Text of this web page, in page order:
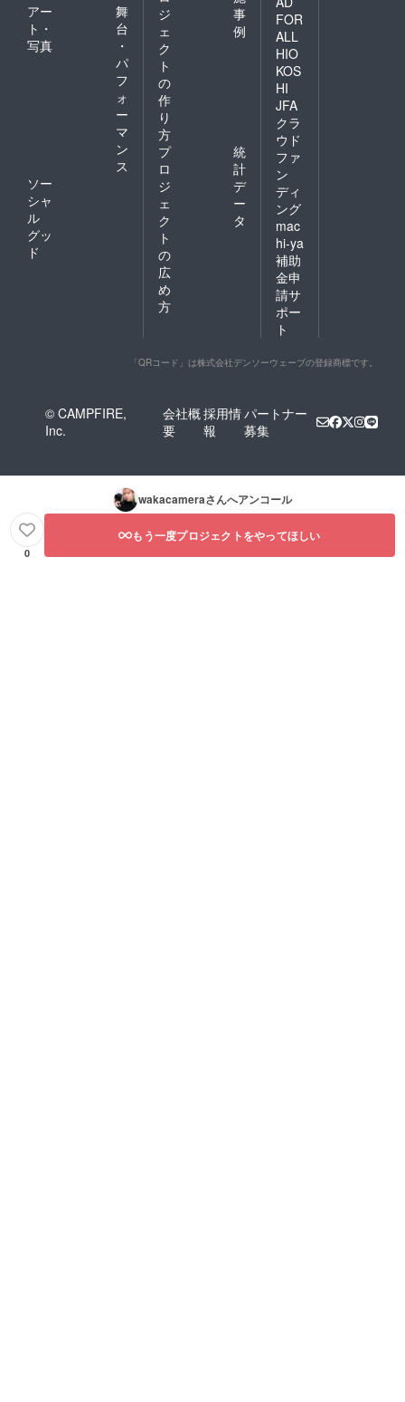
アー
ト・
写真
舞
台
・
パ
フ
ォ
ー
マ
ン
ス
ソー
シャ
ル
グッ
ド
ジ
ェ
ク
ト
の
作
り
方
事
例
プ
ロ
ジ
ェ
ク
ト
の
広
め
方
統
計
デ
ー
タ
FOR
ALL
HIO
KOS
HI
JFA
クラ
ウド
ファ
ン
ディ
ング
mac
hi-ya
補助
金申
請サ
ポー
ト
「QRコード」は株式会社デンソーウェーブの登録商標です。
© CAMPFIRE,
Inc.
会社概
要
採用情
報
パートナー
募集
wakacameraさんへアンコール
0
もう一度プロジェクトをやってほしい